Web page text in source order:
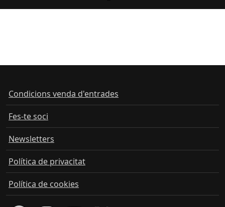
Condicions venda d'entrades
Fes-te soci
Newsletters
Política de privacitat
Política de cookies